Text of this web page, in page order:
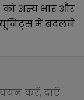
को अन्य भार और
में बदलने
करें, दाएँ